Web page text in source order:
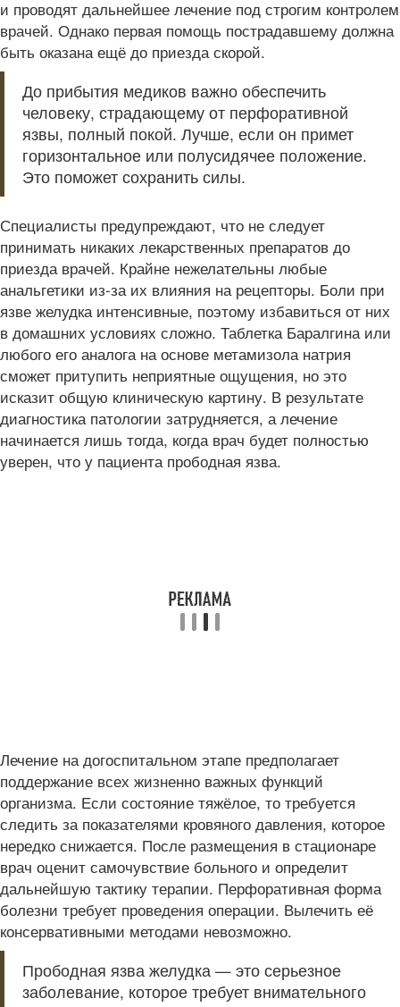
и проводят дальнейшее лечение под строгим контролем
врачей. Однако первая помощь пострадавшему должна
быть оказана ещё до приезда скорой.
До прибытия медиков важно обеспечить
человеку, страдающему от перфоративной
язвы, полный покой. Лучше, если он примет
горизонтальное или полусидячее положение.
Это поможет сохранить силы.
Специалисты предупреждают, что не следует
принимать никаких лекарственных препаратов до
приезда врачей. Крайне нежелательны любые
анальгетики из-за их влияния на рецепторы. Боли при
язве желудка интенсивные, поэтому избавиться от них
в домашних условиях сложно. Таблетка Баралгина или
любого его аналога на основе метамизола натрия
сможет притупить неприятные ощущения, но это
исказит общую клиническую картину. В результате
диагностика патологии затрудняется, а лечение
начинается лишь тогда, когда врач будет полностью
уверен, что у пациента прободная язва.
Лечение на догоспитальном этапе предполагает
поддержание всех жизненно важных функций
организма. Если состояние тяжёлое, то требуется
следить за показателями кровяного давления, которое
нередко снижается. После размещения в стационаре
врач оценит самочувствие больного и определит
дальнейшую тактику терапии. Перфоративная форма
болезни требует проведения операции. Вылечить её
консервативными методами невозможно.
Прободная язва желудка — это серьезное
заболевание, которое требует внимательного